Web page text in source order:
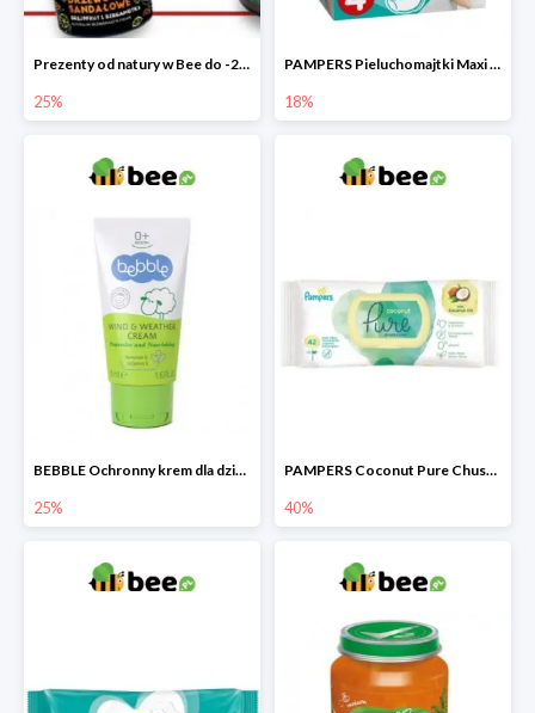
Prezenty od natury w Bee do -25%
25%
PAMPERS Pieluchomajtki Maxi Pants 4
18%
BEBBLE Ochronny krem dla dzieci Wiatr i chłód
25%
PAMPERS Coconut Pure Chusteczki nawilżające
40%